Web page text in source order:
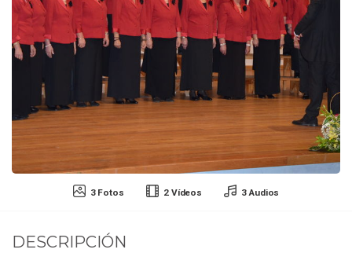
3 Fotos 2 Vídeos 3 Audios
DESCRIPCIÓN